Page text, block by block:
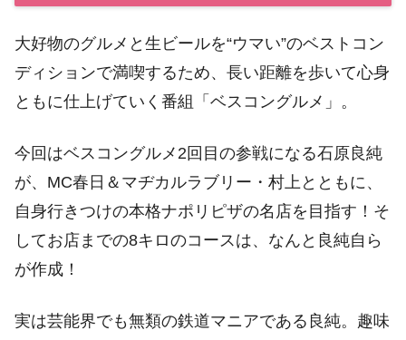
大好物のグルメと生ビールを“ウマい”のベストコン
ディションで満喫するため、長い距離を歩いて心身
ともに仕上げていく番組「ベスコングルメ」。
今回はベスコングルメ2回目の参戦になる石原良純
が、MC春日＆マヂカルラブリー・村上とともに、
自身行きつけの本格ナポリピザの名店を目指す！そ
してお店までの8キロのコースは、なんと良純自ら
が作成！
実は芸能界でも無類の鉄道マニアである良純。趣味